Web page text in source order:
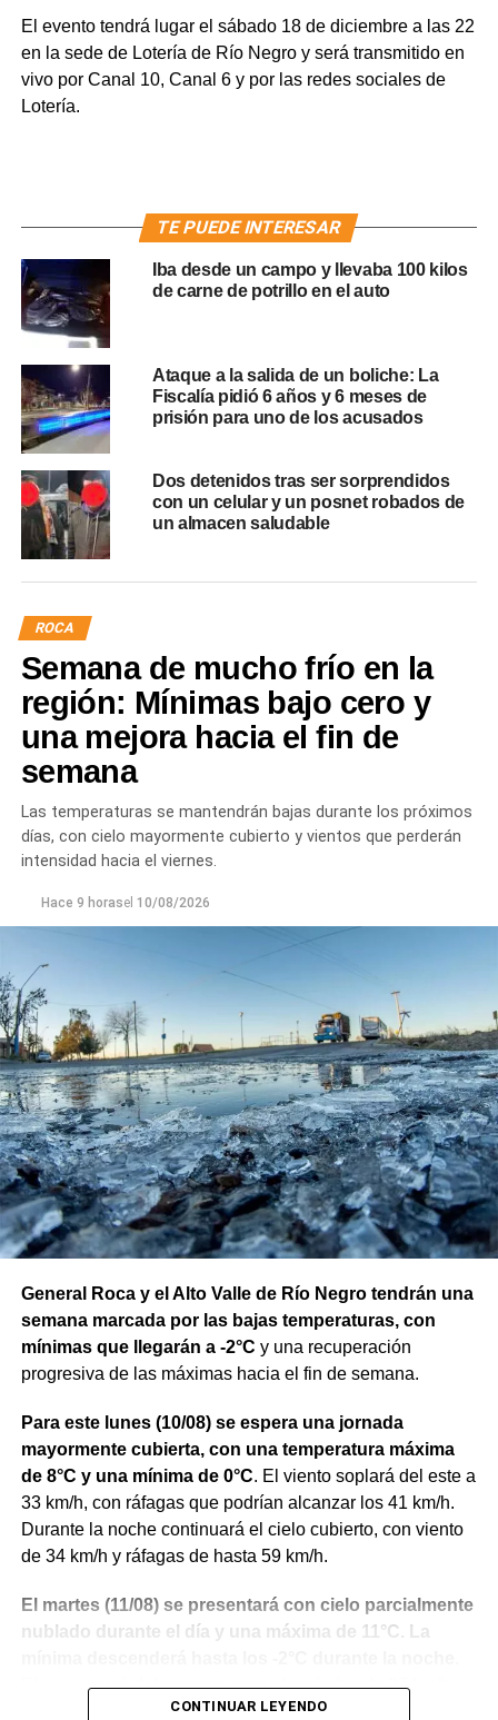
El evento tendrá lugar el sábado 18 de diciembre a las 22
en la sede de Lotería de Río Negro y será transmitido en
vivo por Canal 10, Canal 6 y por las redes sociales de
Lotería.
TE PUEDE INTERESAR
Iba desde un campo y llevaba 100 kilos
de carne de potrillo en el auto
Ataque a la salida de un boliche: La
Fiscalía pidió 6 años y 6 meses de
prisión para uno de los acusados
Dos detenidos tras ser sorprendidos
con un celular y un posnet robados de
un almacen saludable
ROCA
Semana de mucho frío en la
región: Mínimas bajo cero y
una mejora hacia el fin de
semana
Las temperaturas se mantendrán bajas durante los próximos
días, con cielo mayormente cubierto y vientos que perderán
intensidad hacia el viernes.
Hace 9 horasel 10/08/2026
General Roca y el Alto Valle de Río Negro tendrán una
semana marcada por las bajas temperaturas, con
mínimas que llegarán a -2°C y una recuperación
progresiva de las máximas hacia el fin de semana.
Para este lunes (10/08) se espera una jornada
mayormente cubierta, con una temperatura máxima
de 8°C y una mínima de 0°C. El viento soplará del este a
33 km/h, con ráfagas que podrían alcanzar los 41 km/h.
Durante la noche continuará el cielo cubierto, con viento
de 34 km/h y ráfagas de hasta 59 km/h.
El martes (11/08) se presentará con cielo parcialmente
nublado durante el día y una máxima de 11°C. La
El viento será del noreste, con velocidades de 37 km/h y
ráfagas de hasta 54 km/h durante el día.
CONTINUAR LEYENDO